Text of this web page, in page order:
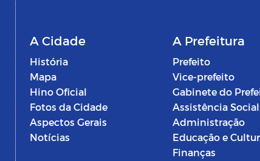
A Cidade
História
Mapa
Hino Oficial
Fotos da Cidade
Aspectos Gerais
Notícias
A Prefeitura
Prefeito
Vice-prefeito
Gabinete do
Assistência Social
Administração
Educação e
Finanças